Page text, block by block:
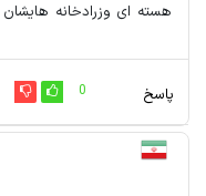
هسته ای وزرادخانه
پاسخ 0